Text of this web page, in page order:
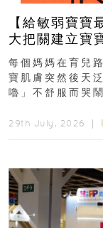
【給敏弱寶寶
大把關建立寶
每個媽媽在育兒
寶肌膚突然後天
嚕」不舒服而哭
29th July, 2026 ｜